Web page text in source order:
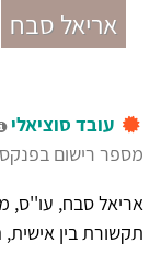
אריאל סבח
עובד סוציאלי
מספר רישום
תקשורת בין